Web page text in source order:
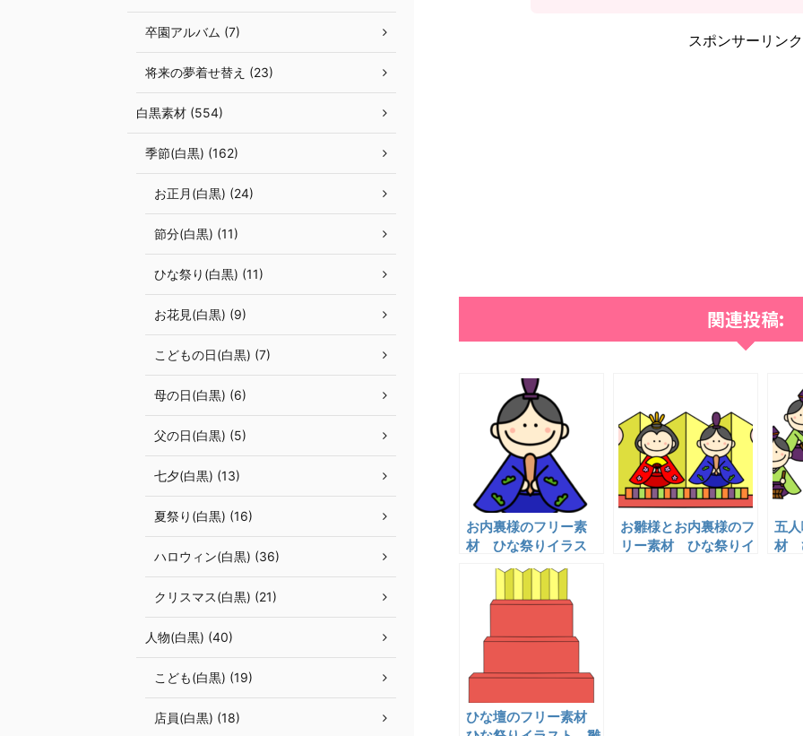
スポンサーリンク
関連投稿:
お内裏様のフリー素
材 ひな祭りイラス
お雛様とお内裏様のフ
リー素材 ひな祭りイ
五
材
ひな壇のフリー素材
卒園アルバム (7)
将来の夢着せ替え (23)
白黒素材 (554)
季節(白黒) (162)
お正月(白黒) (24)
節分(白黒) (11)
ひな祭り(白黒) (11)
お花見(白黒) (9)
こどもの日(白黒) (7)
母の日(白黒) (6)
父の日(白黒) (5)
七夕(白黒) (13)
夏祭り(白黒) (16)
ハロウィン(白黒) (36)
クリスマス(白黒) (21)
人物(白黒) (40)
こども(白黒) (19)
店員(白黒) (18)